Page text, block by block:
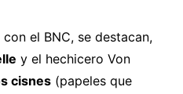
el BNC, se destacan,
y el hechicero Von
cisnes(papeles que